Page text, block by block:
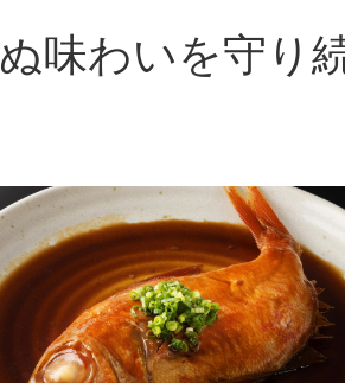
ぬ味わいを守り